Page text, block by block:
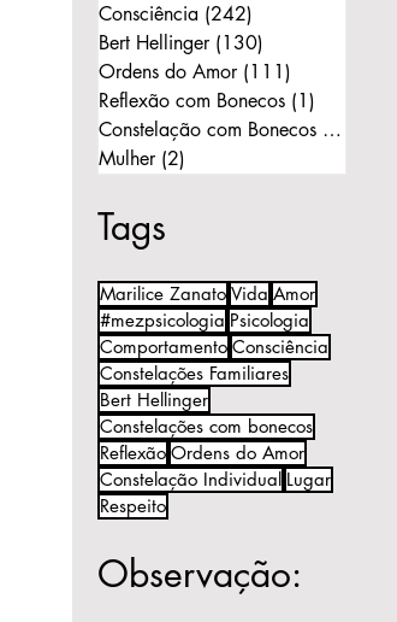
Consciência (242)
Bert Hellinger (130)
Ordens do Amor (111)
Reflexão com Bonecos (1)
Constelação com Bonecos (11)
Mulher (2)
Tags
Marilice Zanato Vida Amor
#mezpsicologia Psicologia
Comportamento Consciência
Constelações Familiares
Bert Hellinger
Constelações com bonecos
Reflexão Ordens do Amor
Constelação Individual Lugar
Respeito
Observação: